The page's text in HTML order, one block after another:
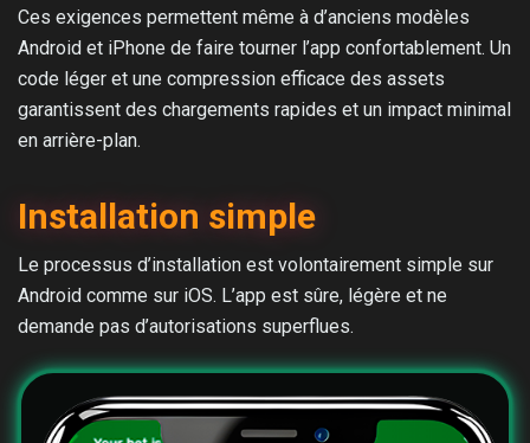
Ces exigences permettent même à d’anciens modèles
Android et iPhone de faire tourner l’app confortablement. Un
code léger et une compression efficace des assets
garantissent des chargements rapides et un impact minimal
en arrière-plan.
Installation simple
Le processus d’installation est volontairement simple sur
Android comme sur iOS. L’app est sûre, légère et ne
demande pas d’autorisations superflues.